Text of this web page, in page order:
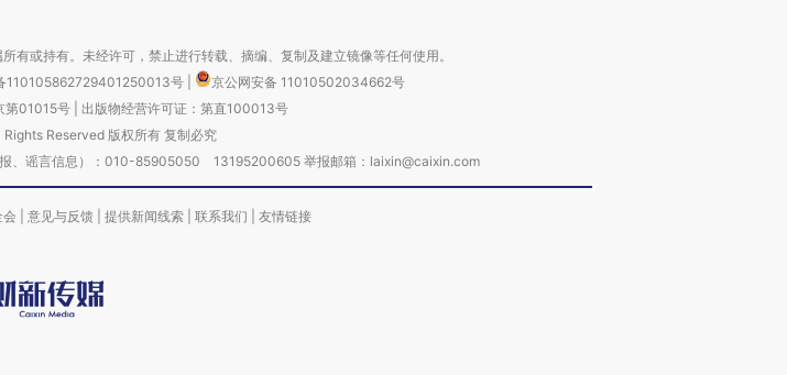
有或持有。未经许可，禁止进行转载、摘编、复制及建立镜像等任何使用。
110105862729401250013号
京公网安备 11010502034662号
第01015号| 出版物经营许可证：第直100013号
Reserved 版权所有 复制必究
报、谣言信息）：010-85905050 13195200605 举报邮箱：laixin@caixin.com
会 意见与反馈 提供新闻线索 联系我们 友情链接